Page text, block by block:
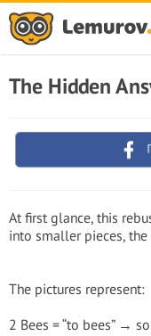
The Hidden
At first glance, this
into smaller pieces,
The pictures represent:
2 Bees = “to bees” →